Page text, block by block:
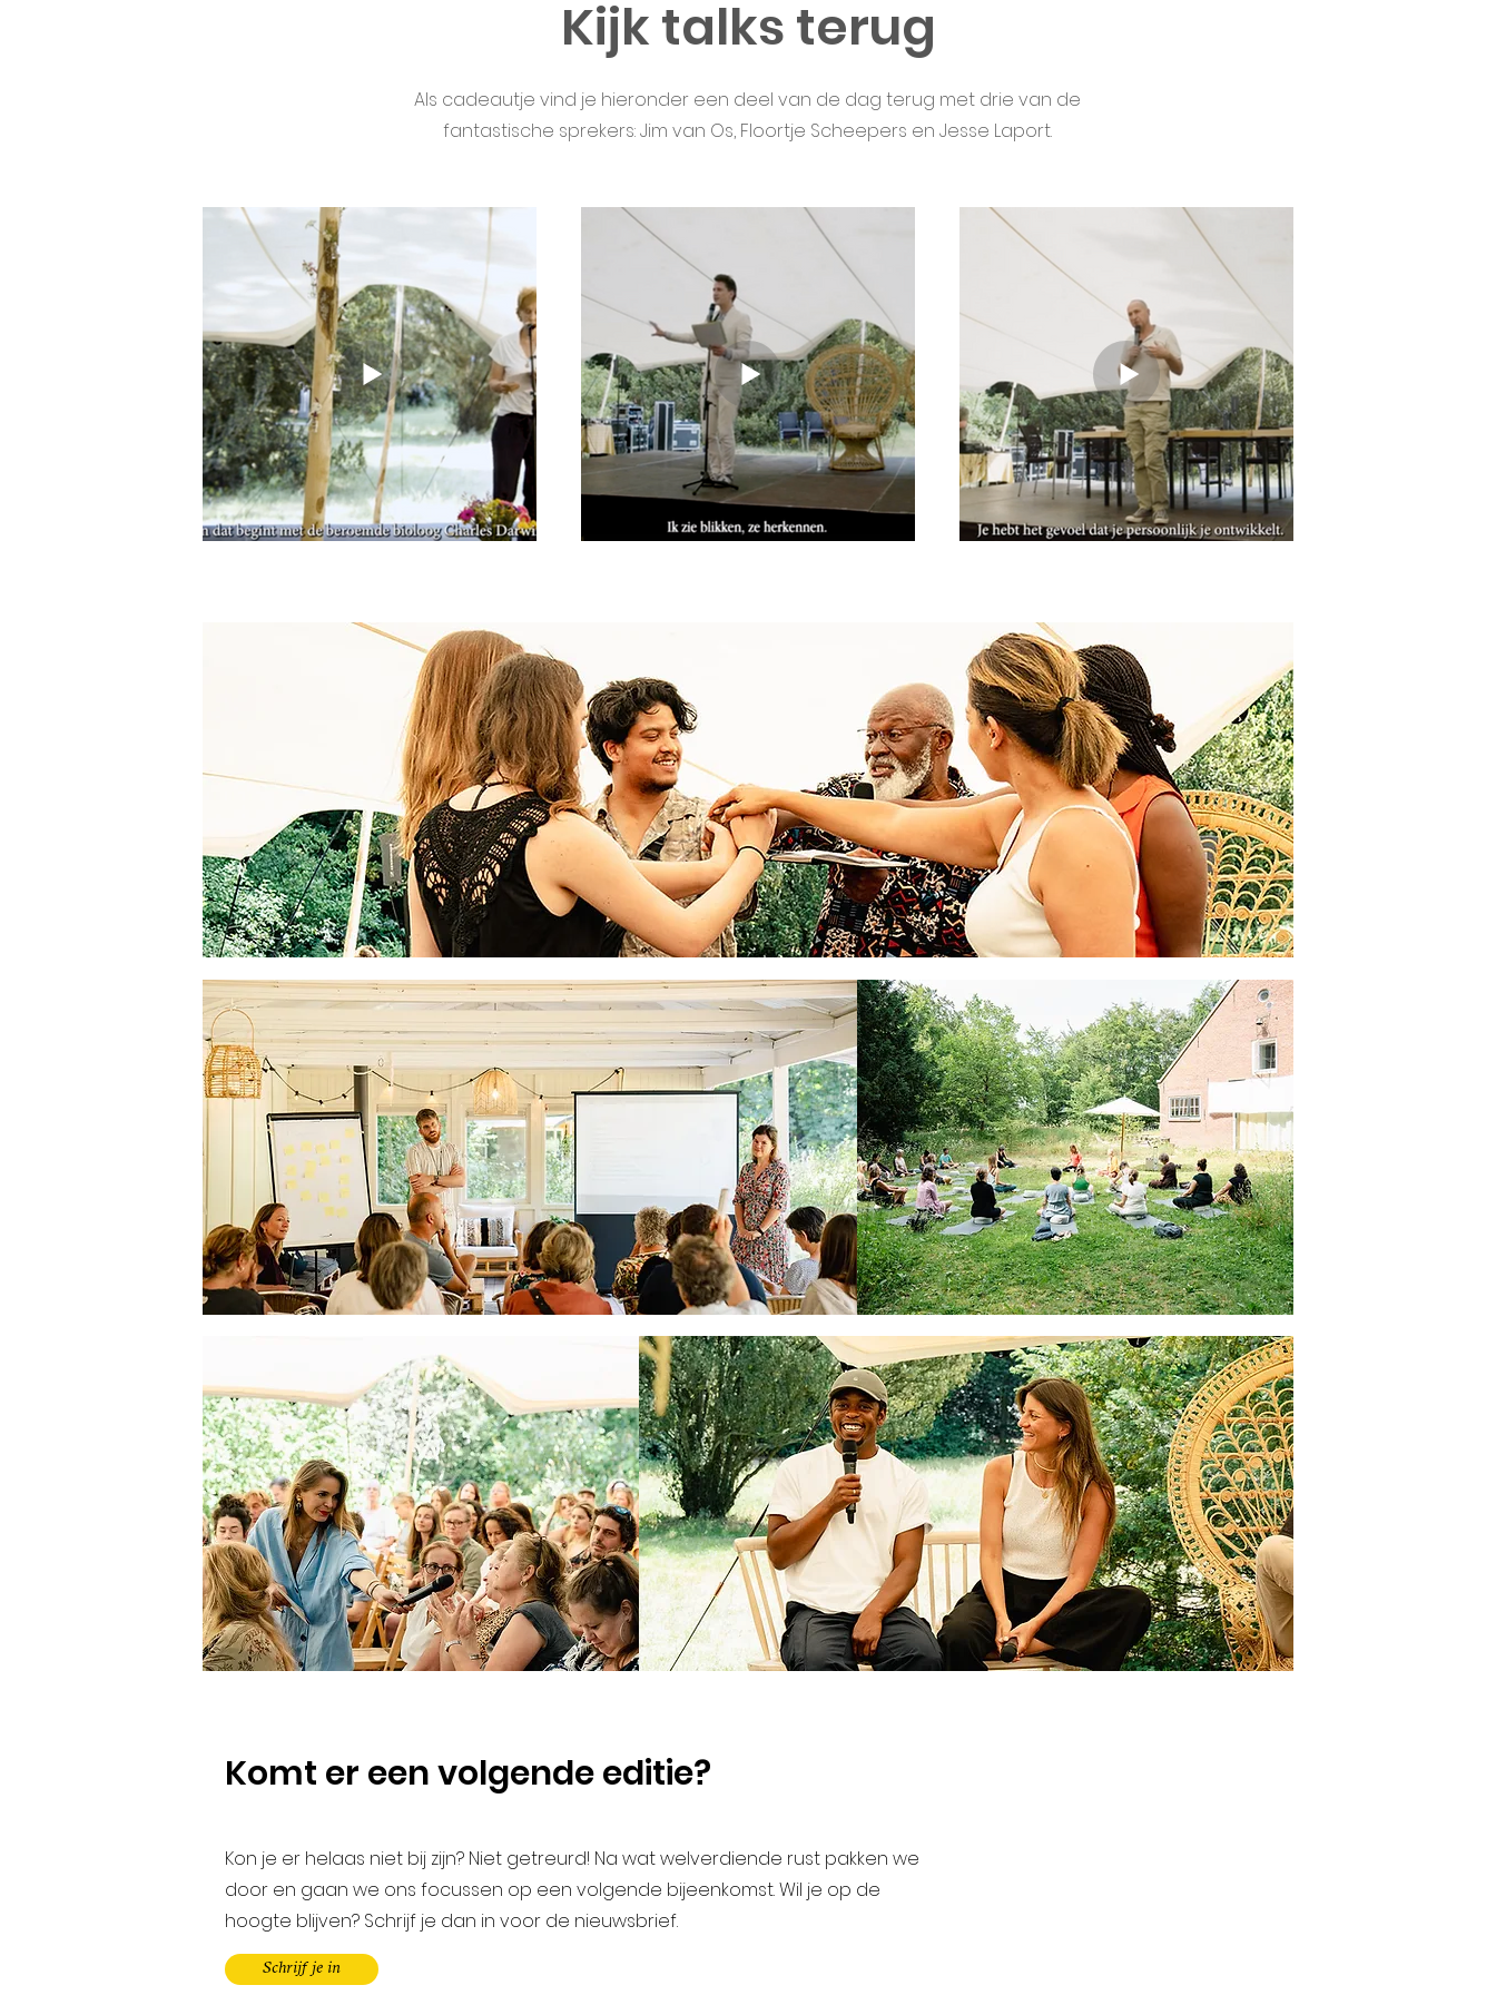
Kijk talks terug
Als cadeautje vind je hieronder een deel van de dag terug met drie van de
fantastische sprekers: Jim van Os, Floortje Scheepers en Jesse Laport.
Komt er een volgende editie?
Kon je er helaas niet bij zijn? Niet getreurd! Na wat welverdiende rust pakken we
door en gaan we ons focussen op een volgende bijeenkomst. Wil je op de
hoogte blijven? Schrijf je dan in voor de nieuwsbrief.
Schrijf je in